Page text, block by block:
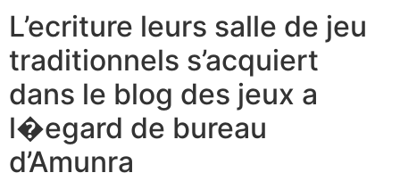
L’ecriture leurs salle de jeu
traditionnels s’acquiert
dans le blog des jeux a
l�egard de bureau
d’Amunra